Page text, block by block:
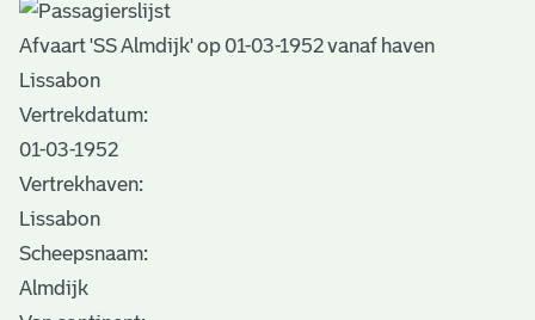
Afvaart 'SS Almdijk' op 01-03-1952 vanaf haven
Lissabon
Vertrekdatum:
01-03-1952
Vertrekhaven:
Lissabon
Scheepsnaam:
Almdijk